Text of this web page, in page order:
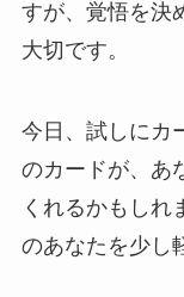
すが、覚悟を決
大切です。
今日、試しにカ
のカードが、あ
くれるかもしれ
のあなたを少し